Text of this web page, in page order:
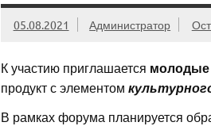
05.08.2021 Администратор
К участию приглашается молодые
продукт с элементом
В рамках форума планируется